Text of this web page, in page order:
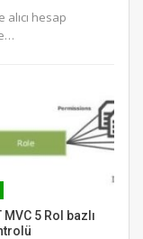
hesap
MVC 5 Rol bazlı